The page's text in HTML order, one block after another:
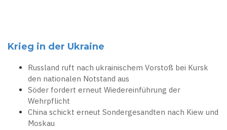
Krieg in der Ukraine
Russland ruft nach ukrainischem Vorstoß bei Kursk
den nationalen Notstand aus
Söder fordert erneut Wiedereinführung der
Wehrpflicht
China schickt erneut Sondergesandten nach Kiew und
Moskau